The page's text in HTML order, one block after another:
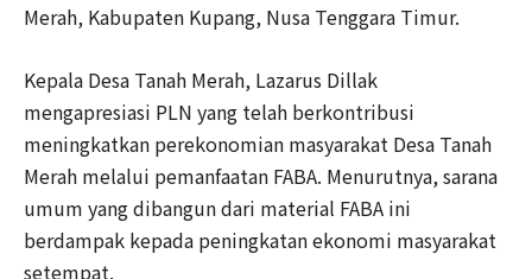
Merah, Kabupaten Kupang, Nusa Tenggara Timur.
Kepala Desa Tanah Merah, Lazarus Dillak
mengapresiasi PLN yang telah berkontribusi
meningkatkan perekonomian masyarakat Desa Tanah
Merah melalui pemanfaatan FABA. Menurutnya, sarana
umum yang dibangun dari material FABA ini
berdampak kepada peningkatan ekonomi masyarakat
setempat.